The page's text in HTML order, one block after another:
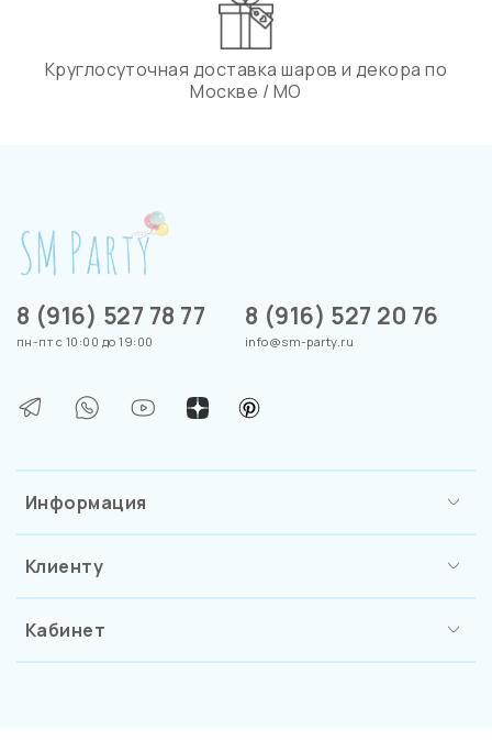
Круглосуточная доставка шаров и декора по
Москве / МО
Информация
Клиенту
Кабинет
8 (916) 527 78 77
пн-пт с 10:00 до 19:00
8 (916) 527 20 76
info@sm-party.ru